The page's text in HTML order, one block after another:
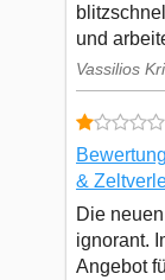
und
Vassilios
&
Die
ignorant.
Angebot